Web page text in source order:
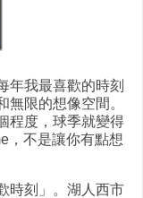
年我最喜歡的時刻
限的想像空間。
程度，球季就變得
，不是讓你有點想
時刻」。湖人西市